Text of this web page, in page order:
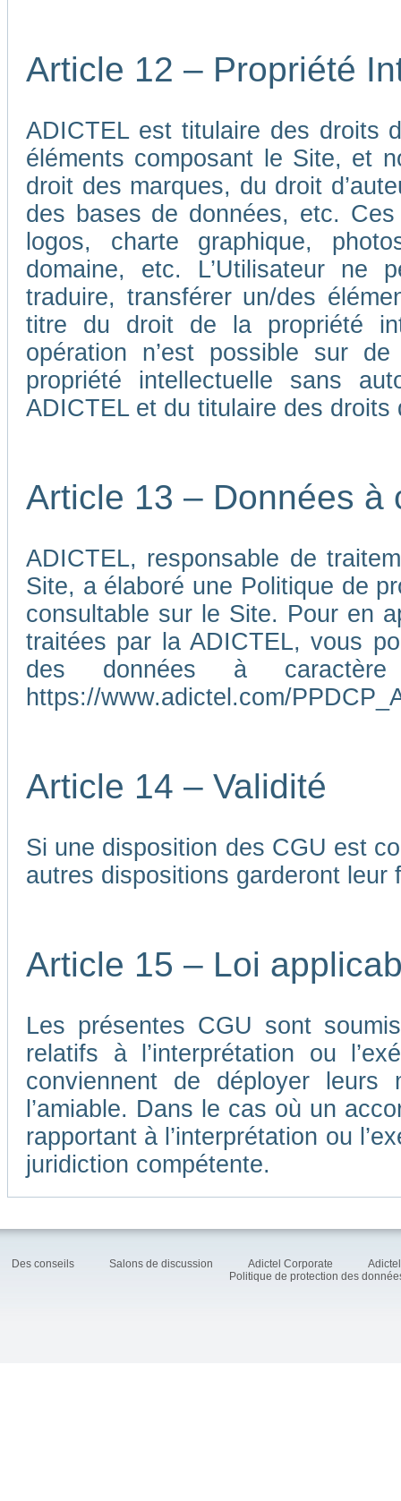
Article 12 – Propriété
ADICTEL est titulaire des droits
éléments composant le Site, et
droit des marques, du droit
des bases de données, etc.
logos, charte graphique,
domaine, etc. L’Utilisateur ne
traduire, transférer un/des
titre du droit de la propriété
opération n’est possible sur
propriété intellectuelle sans
ADICTEL et du titulaire des
Article 13 – Données à
ADICTEL, responsable de
Site, a élaboré une Politique de
consultable sur le Site. Pour en
traitées par la ADICTEL, vous
des données à caractère
https://www.adictel.com/
Article 14 – Validité
Si une disposition des CGU est
autres dispositions garderont leur
Article 15 – Loi
Les présentes CGU sont
relatifs à l’interprétation ou
conviennent de déployer
l’amiable. Dans le cas où un
rapportant à l’interprétation ou
juridiction compétente.
Des conseils Salons de discussion Adictel Corporate
Politique de protection des